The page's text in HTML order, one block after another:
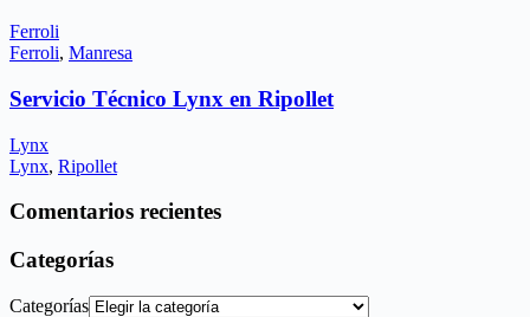
Ferroli
Ferroli, Manresa
Servicio Técnico Lynx en Ripollet
Lynx
Lynx, Ripollet
Comentarios recientes
Categorías
Categorías